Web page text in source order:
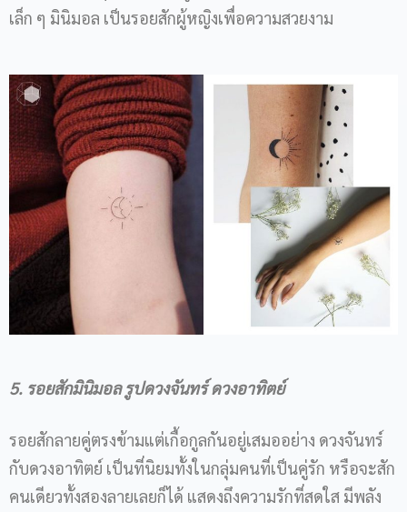
เล็ก ๆ มินิมอล เป็นรอยสักผู้หญิงเพื่อความสวยงาม
5. รอยสักมินิมอล รูปดวงจันทร์ ดวงอาทิตย์
รอยสักลายคู่ตรงข้ามแต่เกื้อกูลกันอยู่เสมออย่าง ดวงจันทร์
กับดวงอาทิตย์ เป็นที่นิยมทั้งในกลุ่มคนที่เป็นคู่รัก หรือจะสัก
คนเดียวทั้งสองลายเลยก็ได้ แสดงถึงความรักที่สดใส มีพลัง